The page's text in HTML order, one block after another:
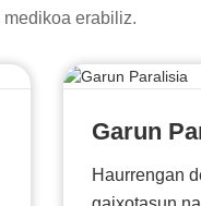
erabiliz.
Garun
Haurrengan